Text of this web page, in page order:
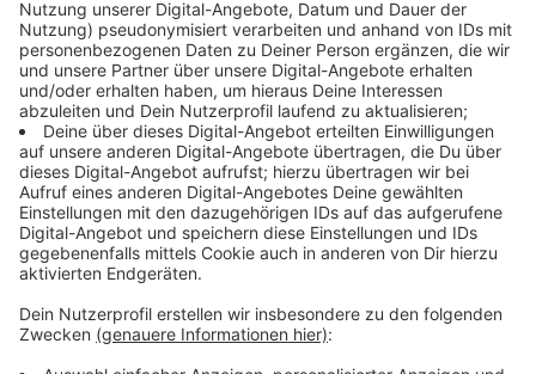
Festivals ließen sich die Kosten nicht mehr decken,
teilte der Veranstalter mit. Das Ende hinterlässt eine
Lücke in Düsseldorf: Beim Open Source Festival
traten Bands abseits des Mainstream auf. Zudem bot
es Künstlern und Designern aus der Region eine
Plattform, ihre Arbeiten einer breiten Öffentlichkeit zu
zeigen.
Anzeige